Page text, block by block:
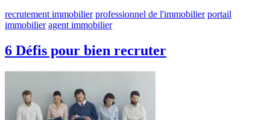
recrutement immobilier professionnel de l'immobilier portail
immobilier agent immobilier
6 Défis pour bien recruter